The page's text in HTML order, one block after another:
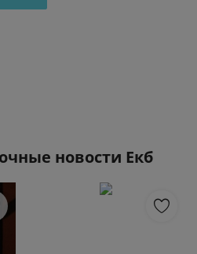
новости Екб